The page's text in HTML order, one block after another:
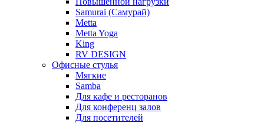
Samurai (Самурай)
Metta
Metta Yoga
King
RV DESIGN
Офисные стулья
Мягкие
Samba
Для кафе и ресторанов
Для конференц залов
Для посетителей